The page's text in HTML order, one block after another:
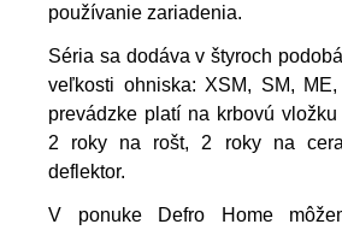
používanie zariadenia.
Séria sa dodáva v štyroch
veľkosti ohniska: XSM, SM,
prevádzke platí na krbovú
2 roky na rošt, 2 roky na
deflektor.
V ponuke Defro Home